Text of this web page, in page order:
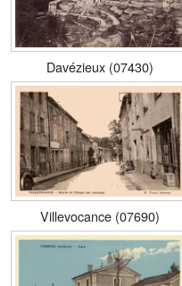
Davézieux (07430)
Villevocance (07690)